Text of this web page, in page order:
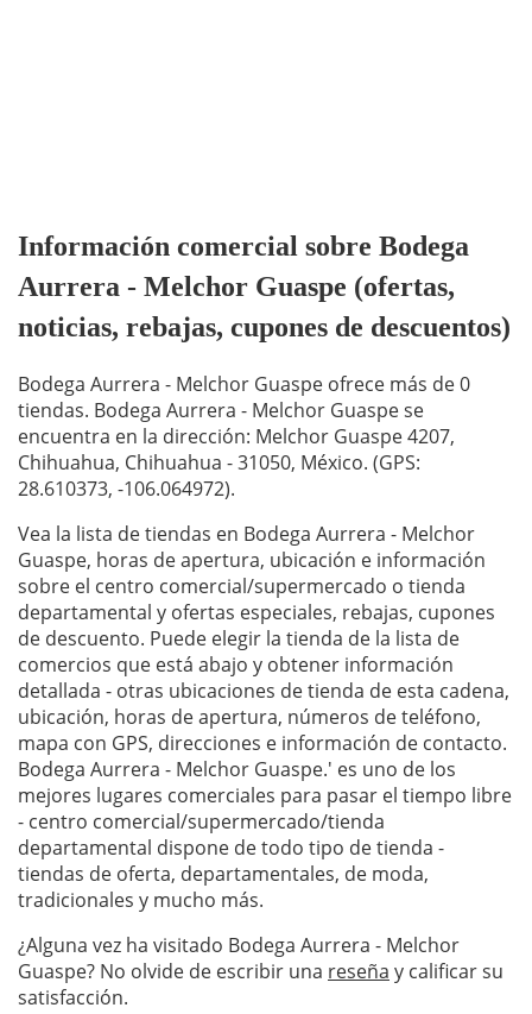
Información comercial sobre Bodega
Aurrera - Melchor Guaspe (ofertas,
noticias, rebajas, cupones de descuentos)
Bodega Aurrera - Melchor Guaspe ofrece más de 0
tiendas. Bodega Aurrera - Melchor Guaspe se
encuentra en la dirección: Melchor Guaspe 4207,
Chihuahua, Chihuahua - 31050, México. (GPS:
28.610373, -106.064972).
Vea la lista de tiendas en Bodega Aurrera - Melchor
Guaspe, horas de apertura, ubicación e información
sobre el centro comercial/supermercado o tienda
departamental y ofertas especiales, rebajas, cupones
de descuento. Puede elegir la tienda de la lista de
comercios que está abajo y obtener información
detallada - otras ubicaciones de tienda de esta cadena,
ubicación, horas de apertura, números de teléfono,
mapa con GPS, direcciones e información de contacto.
Bodega Aurrera - Melchor Guaspe.' es uno de los
mejores lugares comerciales para pasar el tiempo libre
- centro comercial/supermercado/tienda
departamental dispone de todo tipo de tienda -
tiendas de oferta, departamentales, de moda,
tradicionales y mucho más.
¿Alguna vez ha visitado Bodega Aurrera - Melchor
Guaspe? No olvide de escribir una reseña y calificar su
satisfacción.